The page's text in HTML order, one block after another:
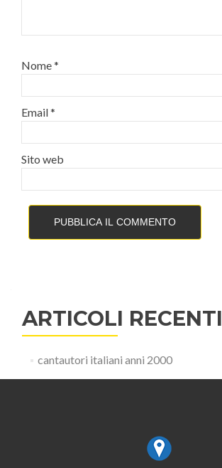
Nome*
Email*
Sito web
ARTICOLI RECENTI
cantautori italiani anni 2000